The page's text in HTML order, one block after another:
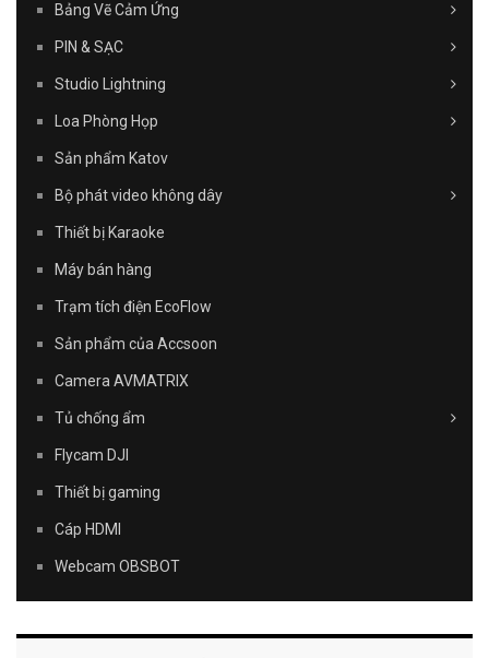
Bảng Vẽ Cảm Ứng
PIN & SẠC
Studio Lightning
Loa Phòng Họp
Sản phẩm Katov
Bộ phát video không dây
Thiết bị Karaoke
Máy bán hàng
Trạm tích điện EcoFlow
Sản phẩm của Accsoon
Camera AVMATRIX
Tủ chống ẩm
Flycam DJI
Thiết bị gaming
Cáp HDMI
Webcam OBSBOT